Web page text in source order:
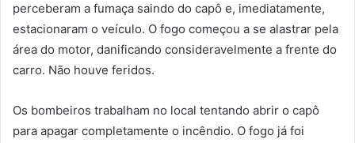
perceberam a fumaça saindo do capô e, imediatamente,
estacionaram o veículo. O fogo começou a se alastrar pela
área do motor, danificando consideravelmente a frente do
carro. Não houve feridos.
Os bombeiros trabalham no local tentando abrir o capô
para apagar completamente o incêndio. O fogo já foi